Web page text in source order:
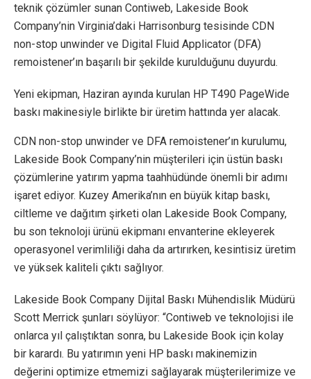
teknik çözümler sunan Contiweb, Lakeside Book
Company’nin Virginia’daki Harrisonburg tesisinde CDN
non-stop unwinder ve Digital Fluid Applicator (DFA)
remoistener’ın başarılı bir şekilde kurulduğunu duyurdu.
Yeni ekipman, Haziran ayında kurulan HP T490 PageWide
baskı makinesiyle birlikte bir üretim hattında yer alacak.
CDN non-stop unwinder ve DFA remoistener’ın kurulumu,
Lakeside Book Company’nin müşterileri için üstün baskı
çözümlerine yatırım yapma taahhüdünde önemli bir adımı
işaret ediyor. Kuzey Amerika’nın en büyük kitap baskı,
ciltleme ve dağıtım şirketi olan Lakeside Book Company,
bu son teknoloji ürünü ekipmanı envanterine ekleyerek
operasyonel verimliliği daha da artırırken, kesintisiz üretim
ve yüksek kaliteli çıktı sağlıyor.
Lakeside Book Company Dijital Baskı Mühendislik Müdürü
Scott Merrick şunları söylüyor: “Contiweb ve teknolojisi ile
onlarca yıl çalıştıktan sonra, bu Lakeside Book için kolay
bir karardı. Bu yatırımın yeni HP baskı makinemizin
değerini optimize etmemizi sağlayarak müşterilerimize ve